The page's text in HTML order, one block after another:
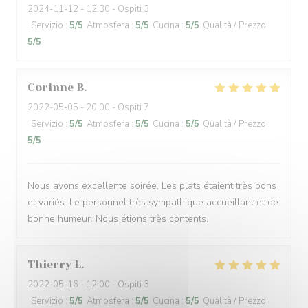
2024-11-12 - 12:30 - Ospiti 3
Servizio : 5/5 Atmosfera : 5/5 Cucina : 5/5 Qualità / Prezzo :
5/5
Corinne B
2022-05-05 - 20:00 - Ospiti 7
Servizio : 5/5 Atmosfera : 5/5 Cucina : 5/5 Qualità / Prezzo :
5/5
Nous avons excellente soirée. Les plats étaient très bons
et variés. Le personnel très sympathique accueillant et de
bonne humeur. Nous étions très contents.
Thierry L
2022-05-16 - 12:00 - Ospiti 3
Servizio : 5/5 Atmosfera : 5/5 Cucina : 5/5 Qualità / Prezzo :